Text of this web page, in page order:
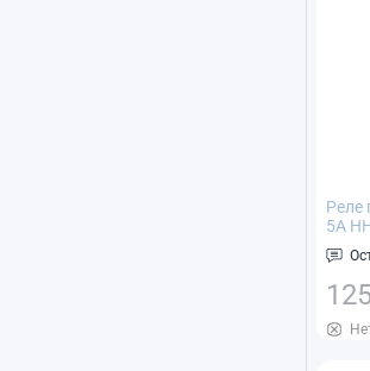
Реле
5А
13F)